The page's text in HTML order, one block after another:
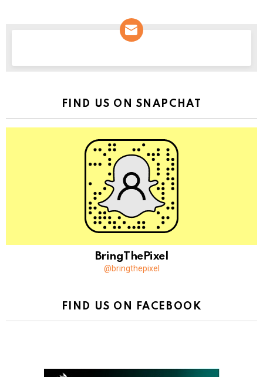
FIND US ON SNAPCHAT
BringThePixel
@bringthepixel
FIND US ON FACEBOOK